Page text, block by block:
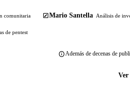
comunitaria Mario Santella Análisis de
de pentest
Además de decenas de
Ver